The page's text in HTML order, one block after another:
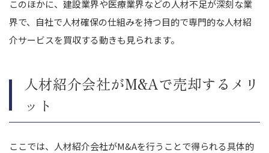
このほかに、建設業界や医療業界などの人材不足が深刻な業
界で、自社で人材確保の仕組みを持つ目的で専門的な人材紹
介サービスを買収する動きも見られます。
人材紹介会社がM&Aで売却するメリ
ット
ここでは、人材紹介会社がM&Aを行うことで得られる具体的